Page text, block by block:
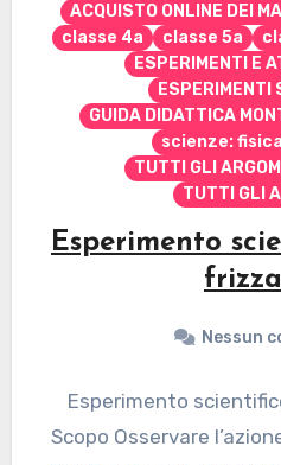
ACQUISTO ONLINE DEI
classe 4a
classe 5a
ESPERIMENTI E
ESPERIMENTI
GUIDA DIDATTICA
scienze:
TUTTI GLI
TUTTI GLI
Esperimento
Nessun
Esperimento
Scopo Osservare